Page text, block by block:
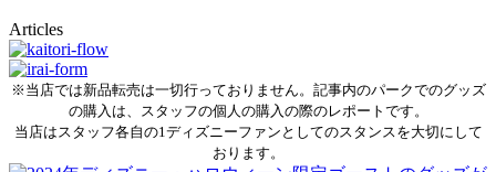
Articles
※当店では新品転売は一切行っておりません。記事内のパークでのグッズ
の購入は、スタッフの個人の購入の際のレポートです。
当店はスタッフ各自の1ディズニーファンとしてのスタンスを大切にして
おります。